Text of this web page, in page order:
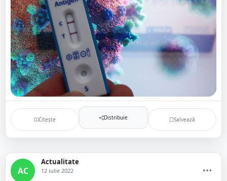
Citește Distribuie Salvează
AC
Actualitate
12 iulie 2022